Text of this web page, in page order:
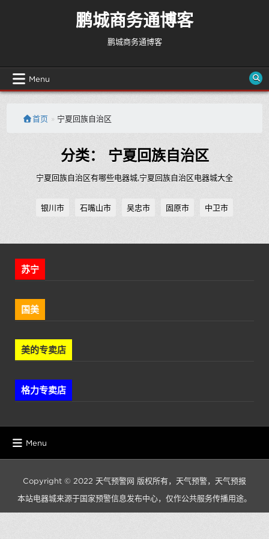
鹏城商务通博客
鹏城商务通博客
Menu
首页 » 宁夏回族自治区
分类： 宁夏回族自治区
宁夏回族自治区有哪些电器城,宁夏回族自治区电器城大全
银川市 石嘴山市 吴忠市 固原市 中卫市
苏宁
国美
美的专卖店
格力专卖店
Menu
Copyright © 2022 天气预警网 版权所有， 天气预警， 天气预报
本站电器城来源于国家预警信息发布中心，仅作公共服务传播用途。